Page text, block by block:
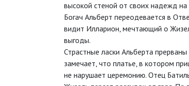
высокой стеной от своих надежд
Богач Альберт переодевается в
видит Илларион, мечтающий о
выгоды.
Страстные ласки Альберта
замечает, что платье, в котором
не нарушает церемонию. Отец